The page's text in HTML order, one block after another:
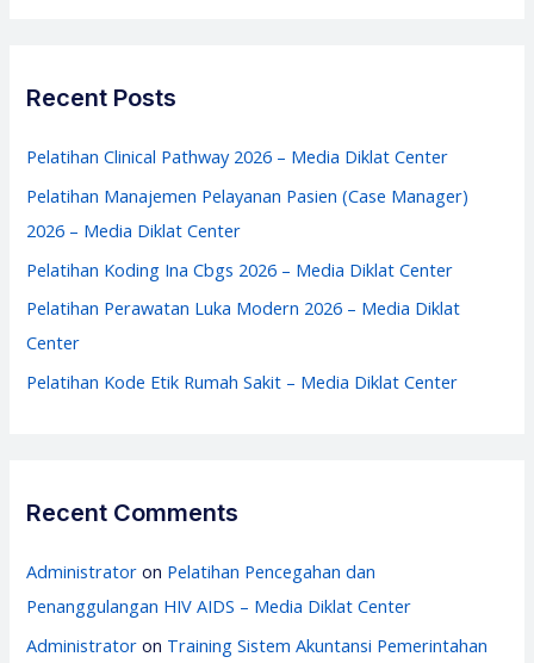
Diklat
c
f
o
r
Recent Posts
Pelatihan Clinical Pathway 2026 – Media Diklat Center
Pelatihan Manajemen Pelayanan Pasien (Case Manager)
2026 – Media Diklat Center
Pelatihan Koding Ina Cbgs 2026 – Media Diklat Center
Pelatihan Perawatan Luka Modern 2026 – Media Diklat
Center
Pelatihan Kode Etik Rumah Sakit – Media Diklat Center
Recent Comments
Administrator on Pelatihan Pencegahan dan
Penanggulangan HIV AIDS – Media Diklat Center
Administrator on Training Sistem Akuntansi Pemerintahan